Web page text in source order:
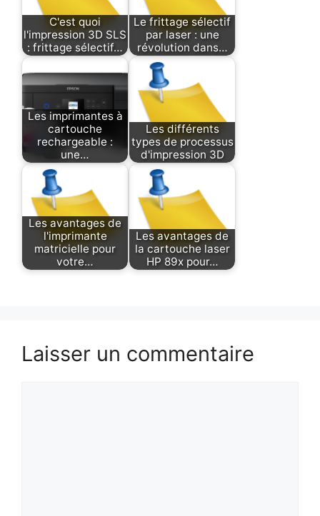
C'est quoi
l'impression 3D SLS
: frittage sélectif…
Le frittage sélectif
par laser : une
révolution dans…
Les imprimantes à
cartouche
rechargeable :
une…
Les différents
types de processus
d'impression 3D
Les avantages de
l'imprimante
matricielle pour
votre…
Les avantages de
la cartouche laser
HP 89x pour…
Laisser un commentaire